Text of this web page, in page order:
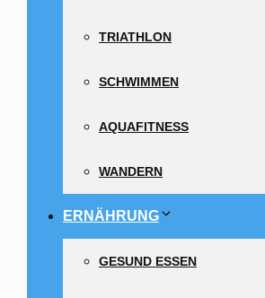
TRIATHLON
SCHWIMMEN
AQUAFITNESS
WANDERN
ERNÄHRUNG
GESUND ESSEN